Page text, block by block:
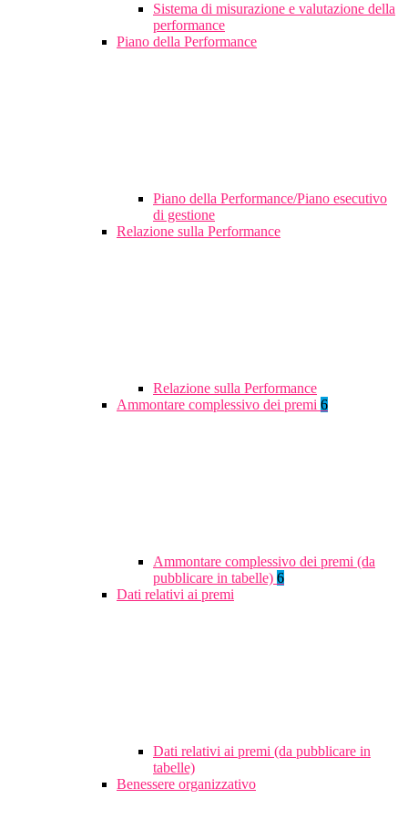
Sistema di misurazione e valutazione della
performance
Piano della Performance
Piano della Performance/Piano esecutivo
di gestione
Relazione sulla Performance
Relazione sulla Performance
Ammontare complessivo dei premi 6
Ammontare complessivo dei premi (da
pubblicare in tabelle) 6
Dati relativi ai premi
Dati relativi ai premi (da pubblicare in
tabelle)
Benessere organizzativo